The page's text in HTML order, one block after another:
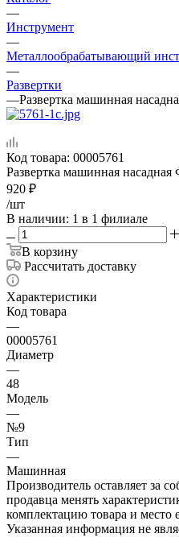
—
Инструмент
—
Металлообрабатывающий
—
Развертки
—Развертка машинная
Код товара: 00005761
Развертка машинная
920 ₽
/шт
В наличии: 1 в 1 филиале
В корзину
Рассчитать доставку
Характеристики
Код товара
—
00005761
Диаметр
—
48
Модель
—
№9
Тип
—
Машинная
Производитель оставляет за
продавца менять
комплектацию товара и место
Указанная информация не